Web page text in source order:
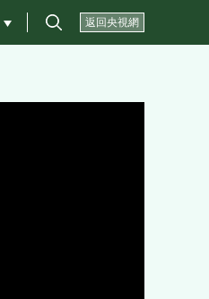
返回央視網